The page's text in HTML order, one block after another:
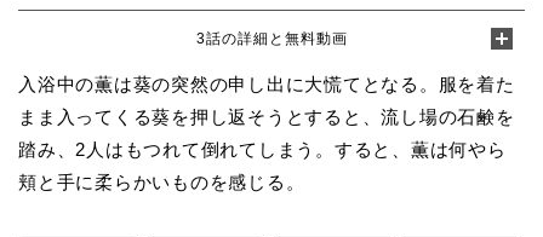
3話の詳細と無料動画
入浴中の薫は葵の突然の申し出に大慌てとなる。服を着た
まま入ってくる葵を押し返そうとすると、流し場の石鹸を
踏み、2人はもつれて倒れてしまう。すると、薫は何やら
頬と手に柔らかいものを感じる。